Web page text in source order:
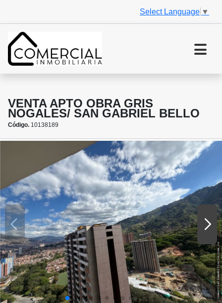
Select Language ▼
VENTA APTO OBRA GRIS
NOGALES/ SAN GABRIEL BELLO
Código. 10138189